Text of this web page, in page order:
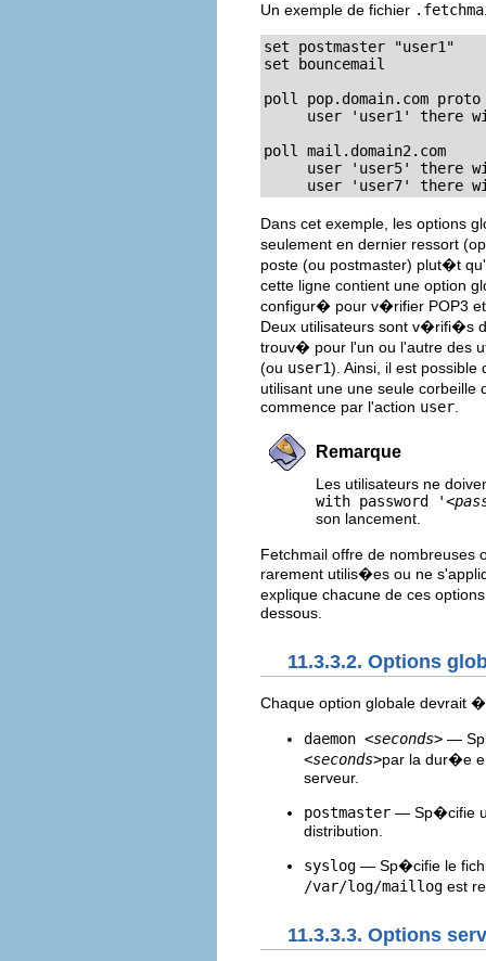
Un exemple de fichier
set postmaster "user1"
set bouncemail
poll pop.domain.com proto
user 'user1' there
poll mail.domain2.com
user 'user5' there
user 'user7' there
Dans cet exemple, les options
seulement en dernier ressort
poste (ou postmaster) plut�t
cette ligne contient une option
configur� pour v�rifier POP3 et
Deux utilisateurs sont v�rifi�s
trouv� pour l'un ou l'autre des
(ou user1). Ainsi, il est
utilisant une une seule
commence par l'action user
Remarque
Les utilisateurs ne
with password '
son lancement.
Fetchmail offre de nombreuses
rarement utilis�es ou ne
explique chacune de ces
dessous.
11.3.3.2. Options
Chaque option globale
daemon <seconds> —
<seconds>par la dur�e
serveur.
postmaster — Sp�cifie
distribution.
syslog — Sp�cifie le
/var/log/maillog est
11.3.3.3. Options